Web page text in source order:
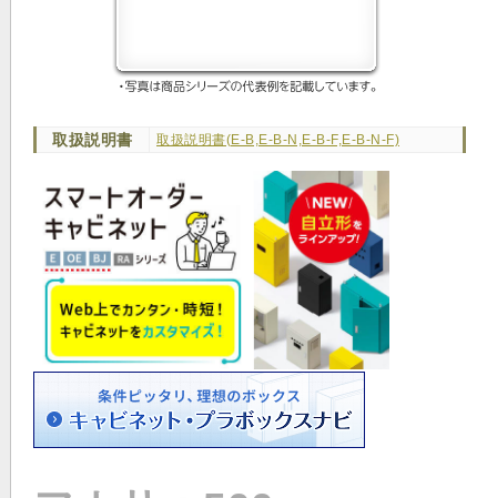
取扱説明書 取扱説明書(E-B,E-B-N,E-B-F,E-B-N-F)